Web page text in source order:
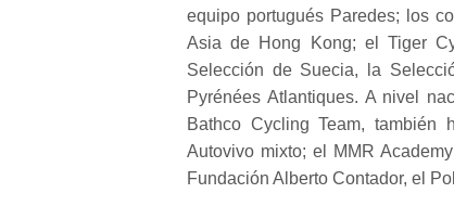
equipo portugués Paredes; los
Asia de Hong Kong; el Tiger
Selección de Suecia, la
Pyrénées Atlantiques. A nivel
Bathco Cycling Team, también
Autovivo mixto; el MMR
Fundación Alberto Contador, el